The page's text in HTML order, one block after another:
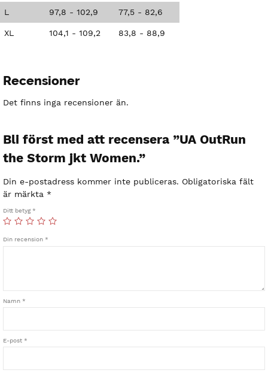
L 97,8 - 102,9 77,5 - 82,6
XL 104,1 - 109,2 83,8 - 88,9
Recensioner
Det finns inga recensioner än.
Bli först med att recensera ”UA OutRun
the Storm jkt Women.”
Din e-postadress kommer inte publiceras. Obligatoriska fält
är märkta*
Ditt betyg*
Din recension*
Namn*
E-post*